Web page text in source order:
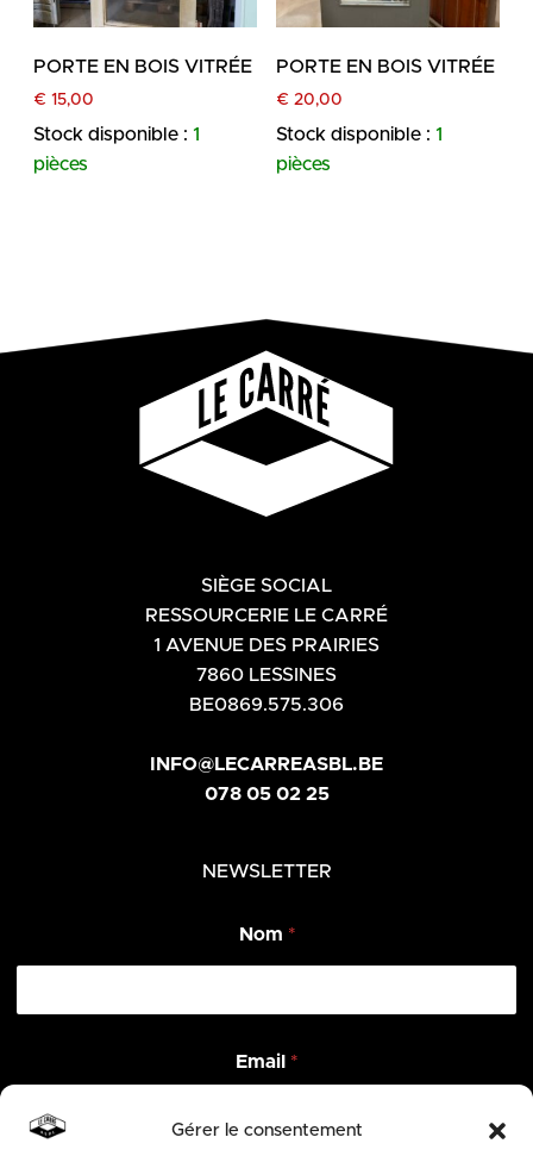
Gérer le consentement
PORTE EN BOIS VITRÉE
€ 15,00
Stock disponible : 1
pièces
PORTE EN BOIS VITRÉE
€ 20,00
Stock disponible : 1
pièces
SIÈGE SOCIAL
RESSOURCERIE LE CARRÉ
1 AVENUE DES PRAIRIES
7860 LESSINES
BE0869.575.306
INFO@LECARREASBL.BE
078 05 02 25
NEWSLETTER
Nom *
m
a
l
Email *